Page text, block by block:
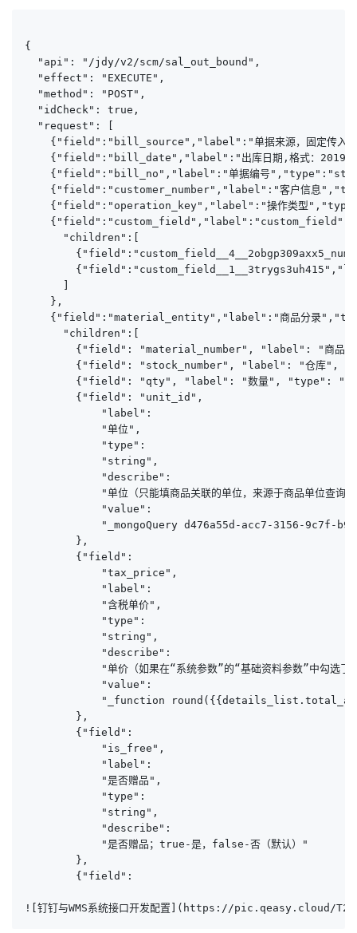
{
  "api": "/jdy/v2/scm/sal_out_bound",
  "effect": "EXECUTE",
  "method": "POST",
  "idCheck": true,
  "request": [
{"field":"bill_source","label":"单据来源，固定传
{"field":"bill_date","label":"出库日期,格式：
{"field":"bill_no","label":"单据编号
{"field":"customer_number","label":"客户信息
{"field":"operation_key","label":"操作类型
      "children":[
      ]
    },
{"field":"material_entity","label":"商品分录
      "children":[
{"field": "material_number", "label": "商品
{"field": "stock_number", "label": "仓库",
{"field": "qty", "label": "数量", "type":
        {"field": "unit_id",
            "label":
            "单位",
            "type":
            "string",
            "describe":
"单位（只能填商品关联的单位，来源于商品单位查
            "value":
"_mongoQuery d476a55d-acc7-3156-9c7f-
        },
        {"field":
            "tax_price",
            "label":
            "含税单价",
            "type":
            "string",
            "describe":
"单价（如果在“系统参数”的“基础资料参数”中勾选了
            "value":
"_function
        },
        {"field":
            "is_free",
            "label":
            "是否赠品",
            "type":
            "string",
            "describe":
            "是否赠品；true-是，false-否（默认）"
        },
        {"field":
![钉钉与WMS系统接口开发配置](https://pic.qeasy.cloud/